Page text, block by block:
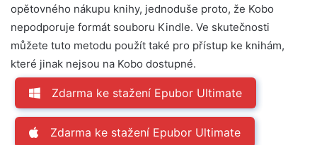
opětovného nákupu knihy, jednoduše proto, že Kobo
nepodporuje formát souboru Kindle. Ve skutečnosti
můžete tuto metodu použít také pro přístup ke knihám,
které jinak nejsou na Kobo dostupné.
Zdarma ke stažení Epubor Ultimate
Zdarma ke stažení Epubor Ultimate